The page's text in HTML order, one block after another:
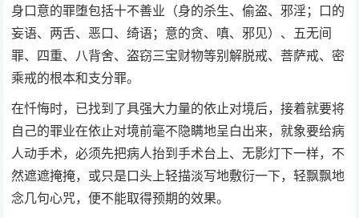
身口意的罪堕包括十不善业（身的杀生、偷盗、邪淫；口的
妄语、两舌、恶口、绮语；意的贪、嗔、邪见）、五无间
罪、四重、八背舍、盗窃三宝财物等别解脱戒、菩萨戒、密
乘戒的根本和支分罪。
在忏悔时，已找到了具强大力量的依止对境后，接着就要将
自己的罪业在依止对境前毫不隐瞒地呈白出来，就象要给病
人动手术，必须先把病人抬到手术台上、无影灯下一样，不
然遮遮掩掩，或只是口头上轻描淡写地敷衍一下，轻飘飘地
念几句心咒，便不能取得预期的效果。